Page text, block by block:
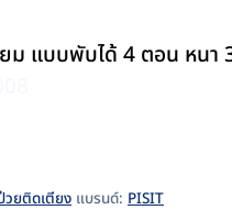
แบบพับได้ 4 ตอน หนา
ยติดเตียง แบรนด์: PISIT